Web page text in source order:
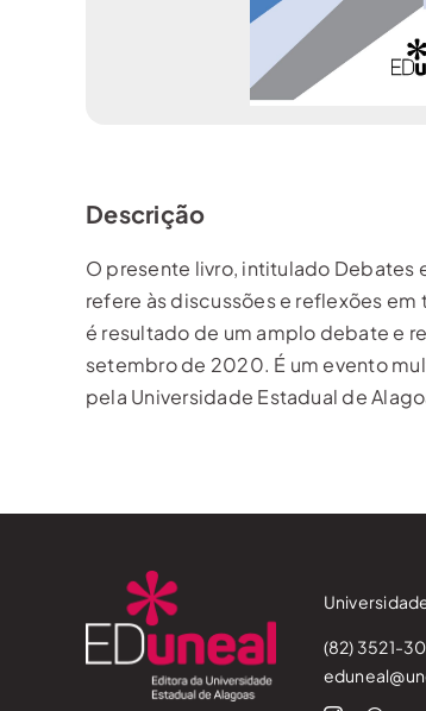
Descrição
O presente livro, intitulado Debates
refere às discussões e reflexões
é resultado de um amplo debate e
setembro de 2020. É um evento
pela Universidade Estadual de
(82) 3521-